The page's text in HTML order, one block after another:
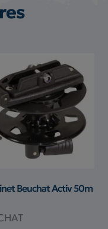
Beuchat Activ 50m